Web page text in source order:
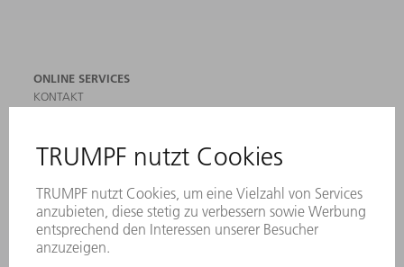
ONLINE SERVICES
KONTAKT
VERANSTALTUNGEN UND TERMINE
NEWSLETTER-ANMELDUNG
MYTRUMPF
SICHERHEITSDATENBLÄTTER
PRODUKTE
MASCHINEN & SYSTEME